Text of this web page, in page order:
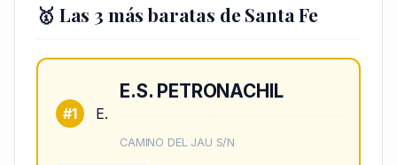
🥇 Las 3 más baratas de Santa Fe
#1 E.
E.S. PETRONACHIL
CAMINO DEL JAU S/N